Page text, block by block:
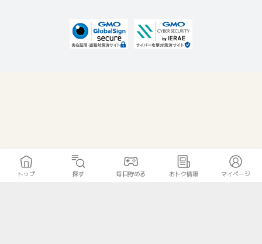
トップ 探す 毎日貯める おトク情報 マイページ